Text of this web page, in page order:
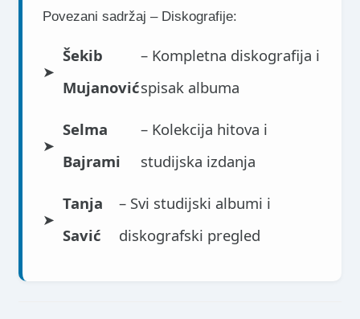
Povezani sadržaj – Diskografije:
➤
Šekib
Mujanović
– Kompletna diskografija i
spisak albuma
➤
Selma
Bajrami
– Kolekcija hitova i
studijska izdanja
➤
Tanja
Savić
– Svi studijski albumi i
diskografski pregled